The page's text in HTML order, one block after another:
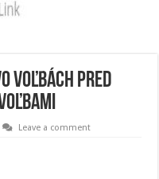
voľbách pred
Leave a comment